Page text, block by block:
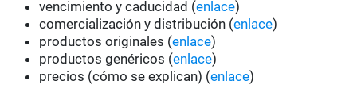
vencimiento y caducidad (enlace)
comercialización y distribución (enlace)
productos originales (enlace)
productos genéricos (enlace)
precios (cómo se explican) (enlace)